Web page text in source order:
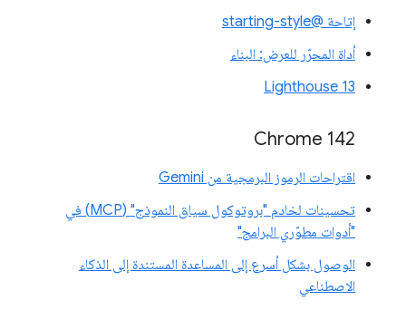
إتاحة @starting-style
أداة المحرّر للعرض: البناء
Lighthouse 13
Chrome 142
اقتراحات الرموز البرمجية من Gemini
تحسينات لخادم "بروتوكول سياق النموذج" (MCP) في
"أدوات مطوّري البرامج"
الوصول بشكل أسرع إلى المساعدة المستندة إلى الذكاء
الاصطناعي